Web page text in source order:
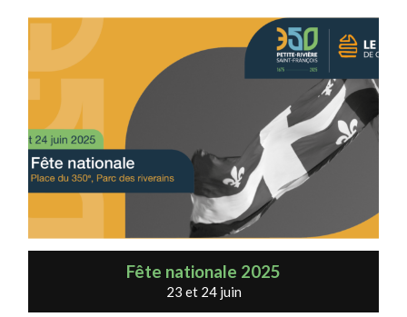
Fête nationale 2025
23 et 24 juin